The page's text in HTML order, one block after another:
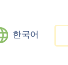
한국어